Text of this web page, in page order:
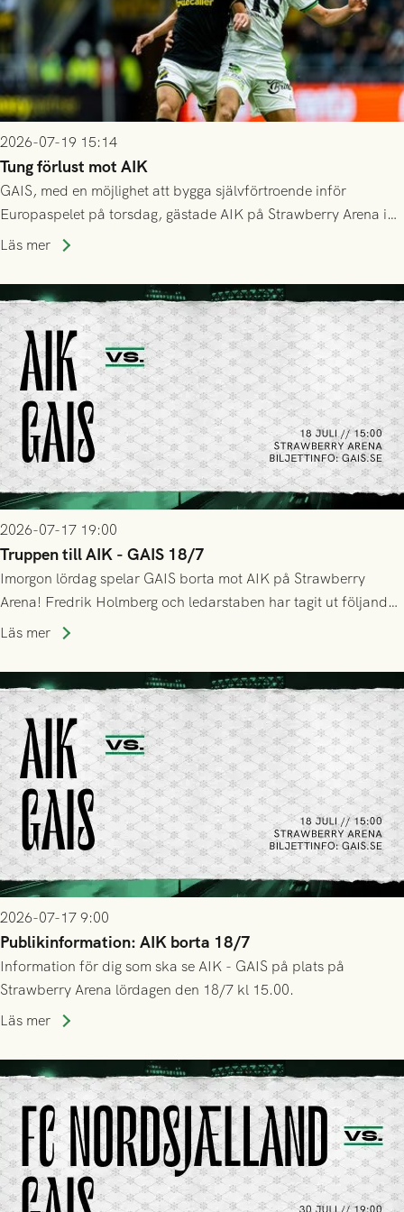
2026-07-19 15:14
Tung förlust mot AIK
GAIS, med en möjlighet att bygga självförtroende inför
Europaspelet på torsdag, gästade AIK på Strawberry Arena i
Stockholm . Men trots konstant hotande i första halvlek av
lyckades få in 2-0.
Läs mer
2026-07-17 19:00
Truppen till AIK - GAIS 18/7
Imorgon lördag spelar GAIS borta mot AIK på Strawberry
Arena! Fredrik Holmberg och ledarstaben har tagit ut följande
trupp till matchen:
Läs mer
2026-07-17 9:00
Publikinformation: AIK borta 18/7
Information för dig som ska se AIK - GAIS på plats på
Strawberry Arena lördagen den 18/7 kl 15.00.
Läs mer